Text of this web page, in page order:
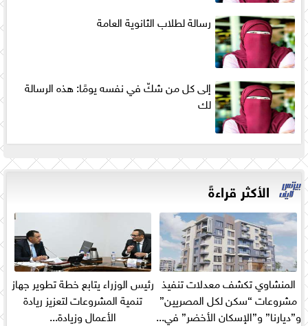
رسالة لطلاب الثانوية العامة
إلى كل من شكّ في نفسه يومًا: هذه الرسالة
لك
الأكثر قراءةً
المنشاوي تكشف معدلات تنفيذ
مشروعات “سكن لكل المصريين”
و”ديارنا” و”الإسكان الأخضر” في...
رئيس الوزراء يتابع خطة تطوير جهاز
تنمية المشروعات لتعزيز ريادة
الأعمال وزيادة...